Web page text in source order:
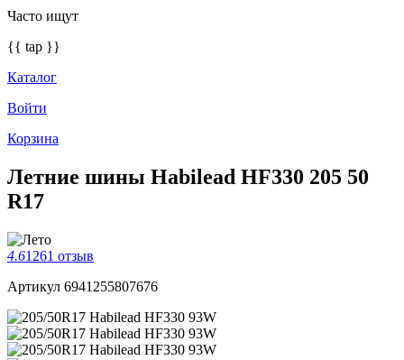
Часто ищут
{{ tap }}
Каталог
Войти
Корзина
Летние шины Habilead HF330 205 50
R17
4.61261 отзыв
Артикул 6941255807676